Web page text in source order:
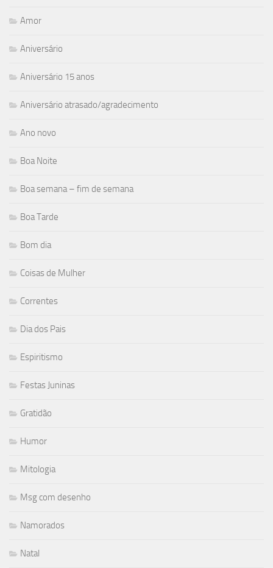
Amor
Aniversário
Aniversário 15 anos
Aniversário atrasado/agradecimento
Ano novo
Boa Noite
Boa semana – fim de semana
Boa Tarde
Bom dia
Coisas de Mulher
Correntes
Dia dos Pais
Espiritismo
Festas Juninas
Gratidão
Humor
Mitologia
Msg com desenho
Namorados
Natal